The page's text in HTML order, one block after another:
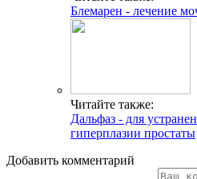
Блемарен - лечение
Читайте также:
Дальфаз - для
гиперплазии простаты
Добавить комментарий